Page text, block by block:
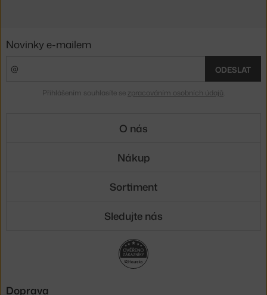
Novinky e-mailem
ODESLAT
Přihlášením souhlasíte se zpracováním osobních údajů
O nás
Nákup
Sortiment
Sledujte nás
Doprava